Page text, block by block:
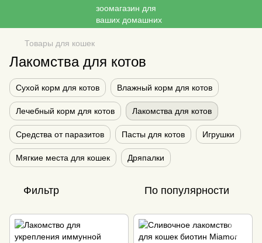
Товары для кошек
Лакомства для котов
Сухой корм для котов Влажный корм для котов
Лечебный корм для котов Лакомства для котов
Средства от паразитов Пасты для котов Игрушки
Мягкие места для кошек Дряпалки
Фильтр По популярности